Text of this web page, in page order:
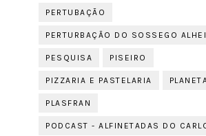
PERTUBAÇÃO
PERTURBAÇÃO DO SOSSEGO
PESQUISA PISEIRO
PIZZARIA E PASTELARIA
PLASFRAN
PODCAST - ALFINETADAS DO